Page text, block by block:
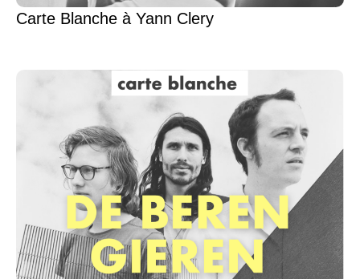
Carte Blanche à Yann Clery